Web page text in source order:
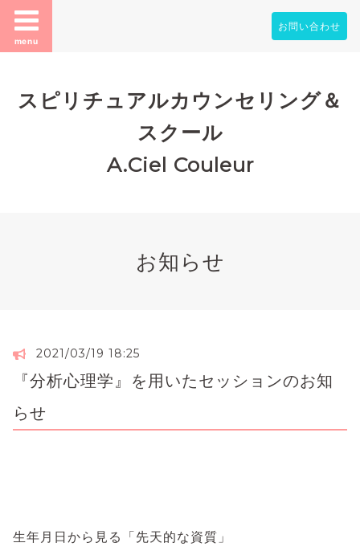
menu
お問い合わせ
スピリチュアルカウンセリング＆
スクール
A.Ciel Couleur
お知らせ
2021/03/19 18:25
『分析心理学』を用いたセッションのお知
らせ
生年月日から見る「先天的な資質」